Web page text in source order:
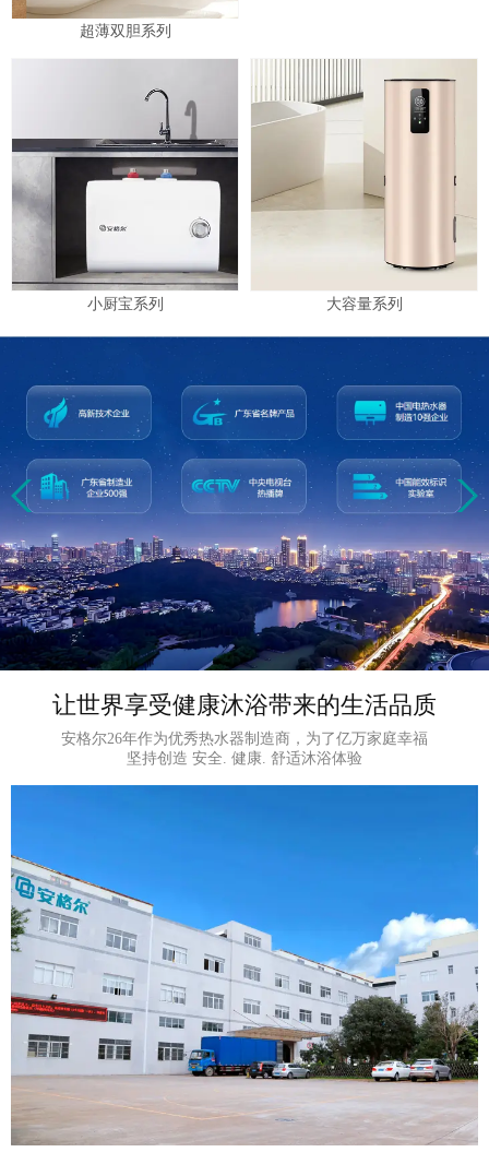
超薄双胆系列
小厨宝系列 大容量系列
让世界享受健康沐浴带来的生活品质
安格尔26年作为优秀热水器制造商，为了亿万家庭幸福
坚持创造 安全. 健康. 舒适沐浴体验